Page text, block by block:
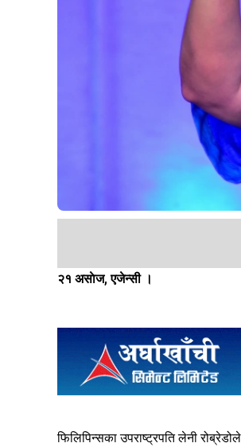
२१ असाेज, एजेन्सी ।
फिलिपिन्सका उपराष्ट्रपति लेनी